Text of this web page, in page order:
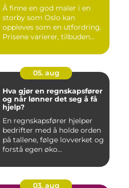
Å finne en god maler i en
storby som Oslo kan
oppleves som en utfordring.
Prisene varierer, tilbuden...
05. aug
Hva gjør en regnskapsfører
og når lønner det seg å få
hjelp?
En regnskapsfører hjelper
bedrifter med å holde orden
på tallene, følge lovverket og
forstå egen øko...
03. aug